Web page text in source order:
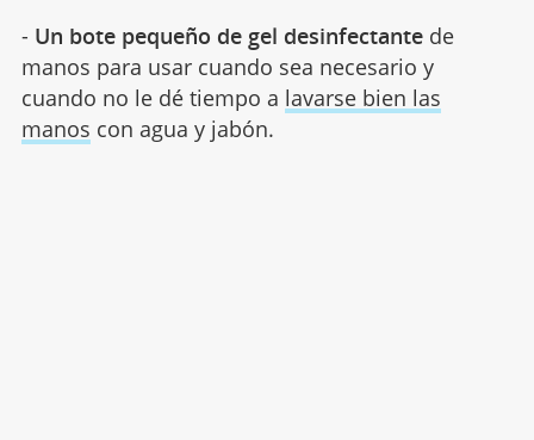
- Un bote pequeño de gel desinfectantede
manos para usar cuando sea necesario y
cuando no le dé tiempo a lavarse bien las
manos con agua y jabón.